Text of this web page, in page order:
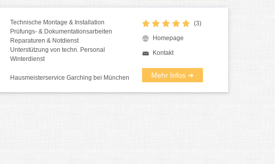
Technische Montage & Installation
Prüfungs- & Dokumentationsarbeiten
Reparaturen & Notdienst
Unterstützung von techn. Personal
Winterdienst
Hausmeisterservice Garching bei München
(3)
Homepage
Kontakt
Mehr Infos ➜